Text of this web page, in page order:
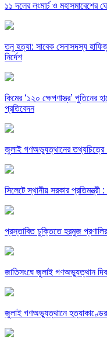
১১ দলের লংমার্চ ও মহাসমাবেশের
তনু হত্যা: সাবেক সেনাসদস্য
নির্দেশ
কিমের ‘১২০ ক্ষেপণাস্ত্র’ পুতিনের
প্রতিবেদন
জুলাই গণঅভ্যুত্থানের তথ্যচিত্রে
সিলেটে স্থানীয় সরকার প্রতিমন্ত্রী
প্রস্তাবিত চুক্তিতে হরমুজ প্রণালির
জাতিসংঘে জুলাই গণঅভ্যুত্থান
জুলাই গণঅভ্যুত্থানে হত্যাকাণ্ডের